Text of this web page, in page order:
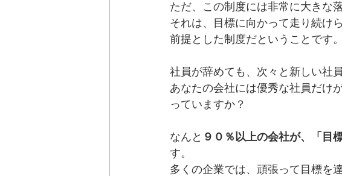
ただ、この制度には非常に大きな
それは、目標に向かって走り続け
前提とした制度だということです。
社員が辞めても、次々と新しい社
あなたの会社には優秀な社員だけ
っていますか？
なんと ９０％以上の会社が、「目
す。
多くの企業では、頑張って目標を